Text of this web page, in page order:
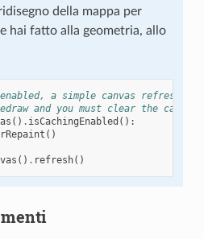
della mappa per
hai fatto alla geometria, allo
a simple canvas refresh
and you must clear the
() . isCachingEnabled ():
()
() . refresh()